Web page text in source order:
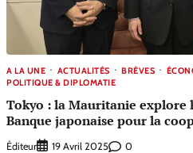
A LA UNE ACTUALITÉS BRÈVES
POLITIQUE & DIPLOMATIE
Tokyo : la Mauritanie explore
Banque japonaise pour la
Éditeur 19 Avril 2025 0